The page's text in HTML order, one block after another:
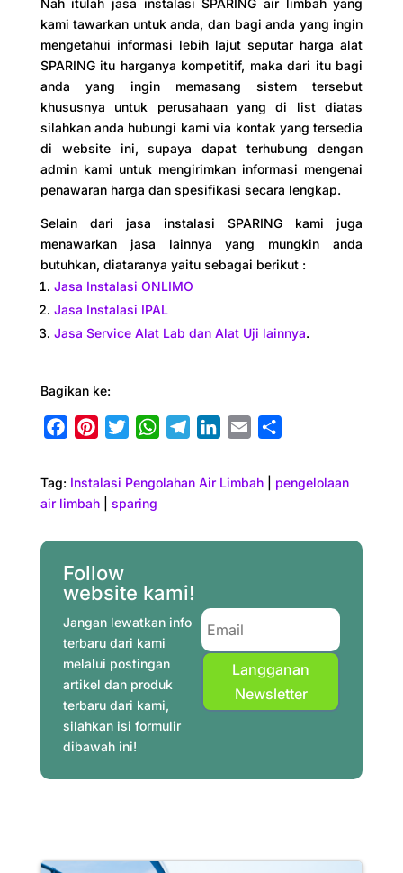
Nah itulah jasa instalasi SPARING air limbah yang
kami tawarkan untuk anda, dan bagi anda yang ingin
mengetahui informasi lebih lajut seputar harga alat
SPARING itu harganya kompetitif, maka dari itu bagi
anda yang ingin memasang sistem tersebut
khususnya untuk perusahaan yang di list diatas
silahkan anda hubungi kami via kontak yang tersedia
di website ini, supaya dapat terhubung dengan
admin kami untuk mengirimkan informasi mengenai
penawaran harga dan spesifikasi secara lengkap.
Selain dari jasa instalasi SPARING kami juga
menawarkan jasa lainnya yang mungkin anda
butuhkan, diataranya yaitu sebagai berikut :
Jasa Instalasi ONLIMO
Jasa Instalasi IPAL
Jasa Service Alat Lab dan Alat Uji lainnya.
Bagikan ke:
c
e
o
o
k
n
t
r
e
s
i
t
e
W
a
A
p
r
m
n
d
a
Tag: Instalasi Pengolahan Air Limbah| pengelolaan
air limbah| sparing
Follow
website kami!
Jangan lewatkan info
terbaru dari kami
melalui postingan
artikel dan produk
terbaru dari kami,
silahkan isi formulir
dibawah ini!
Langganan
Newsletter